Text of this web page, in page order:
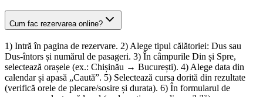
Cum fac rezervarea online?
1) Intră în pagina de rezervare. 2) Alege tipul călătoriei: Dus sau
Dus-întors și numărul de pasageri. 3) În câmpurile Din și Spre,
selectează orașele (ex.: Chișinău → București). 4) Alege data din
calendar și apasă „Caută”. 5) Selectează cursa dorită din rezultate
(verifică orele de plecare/sosire și durata). 6) În formularul de